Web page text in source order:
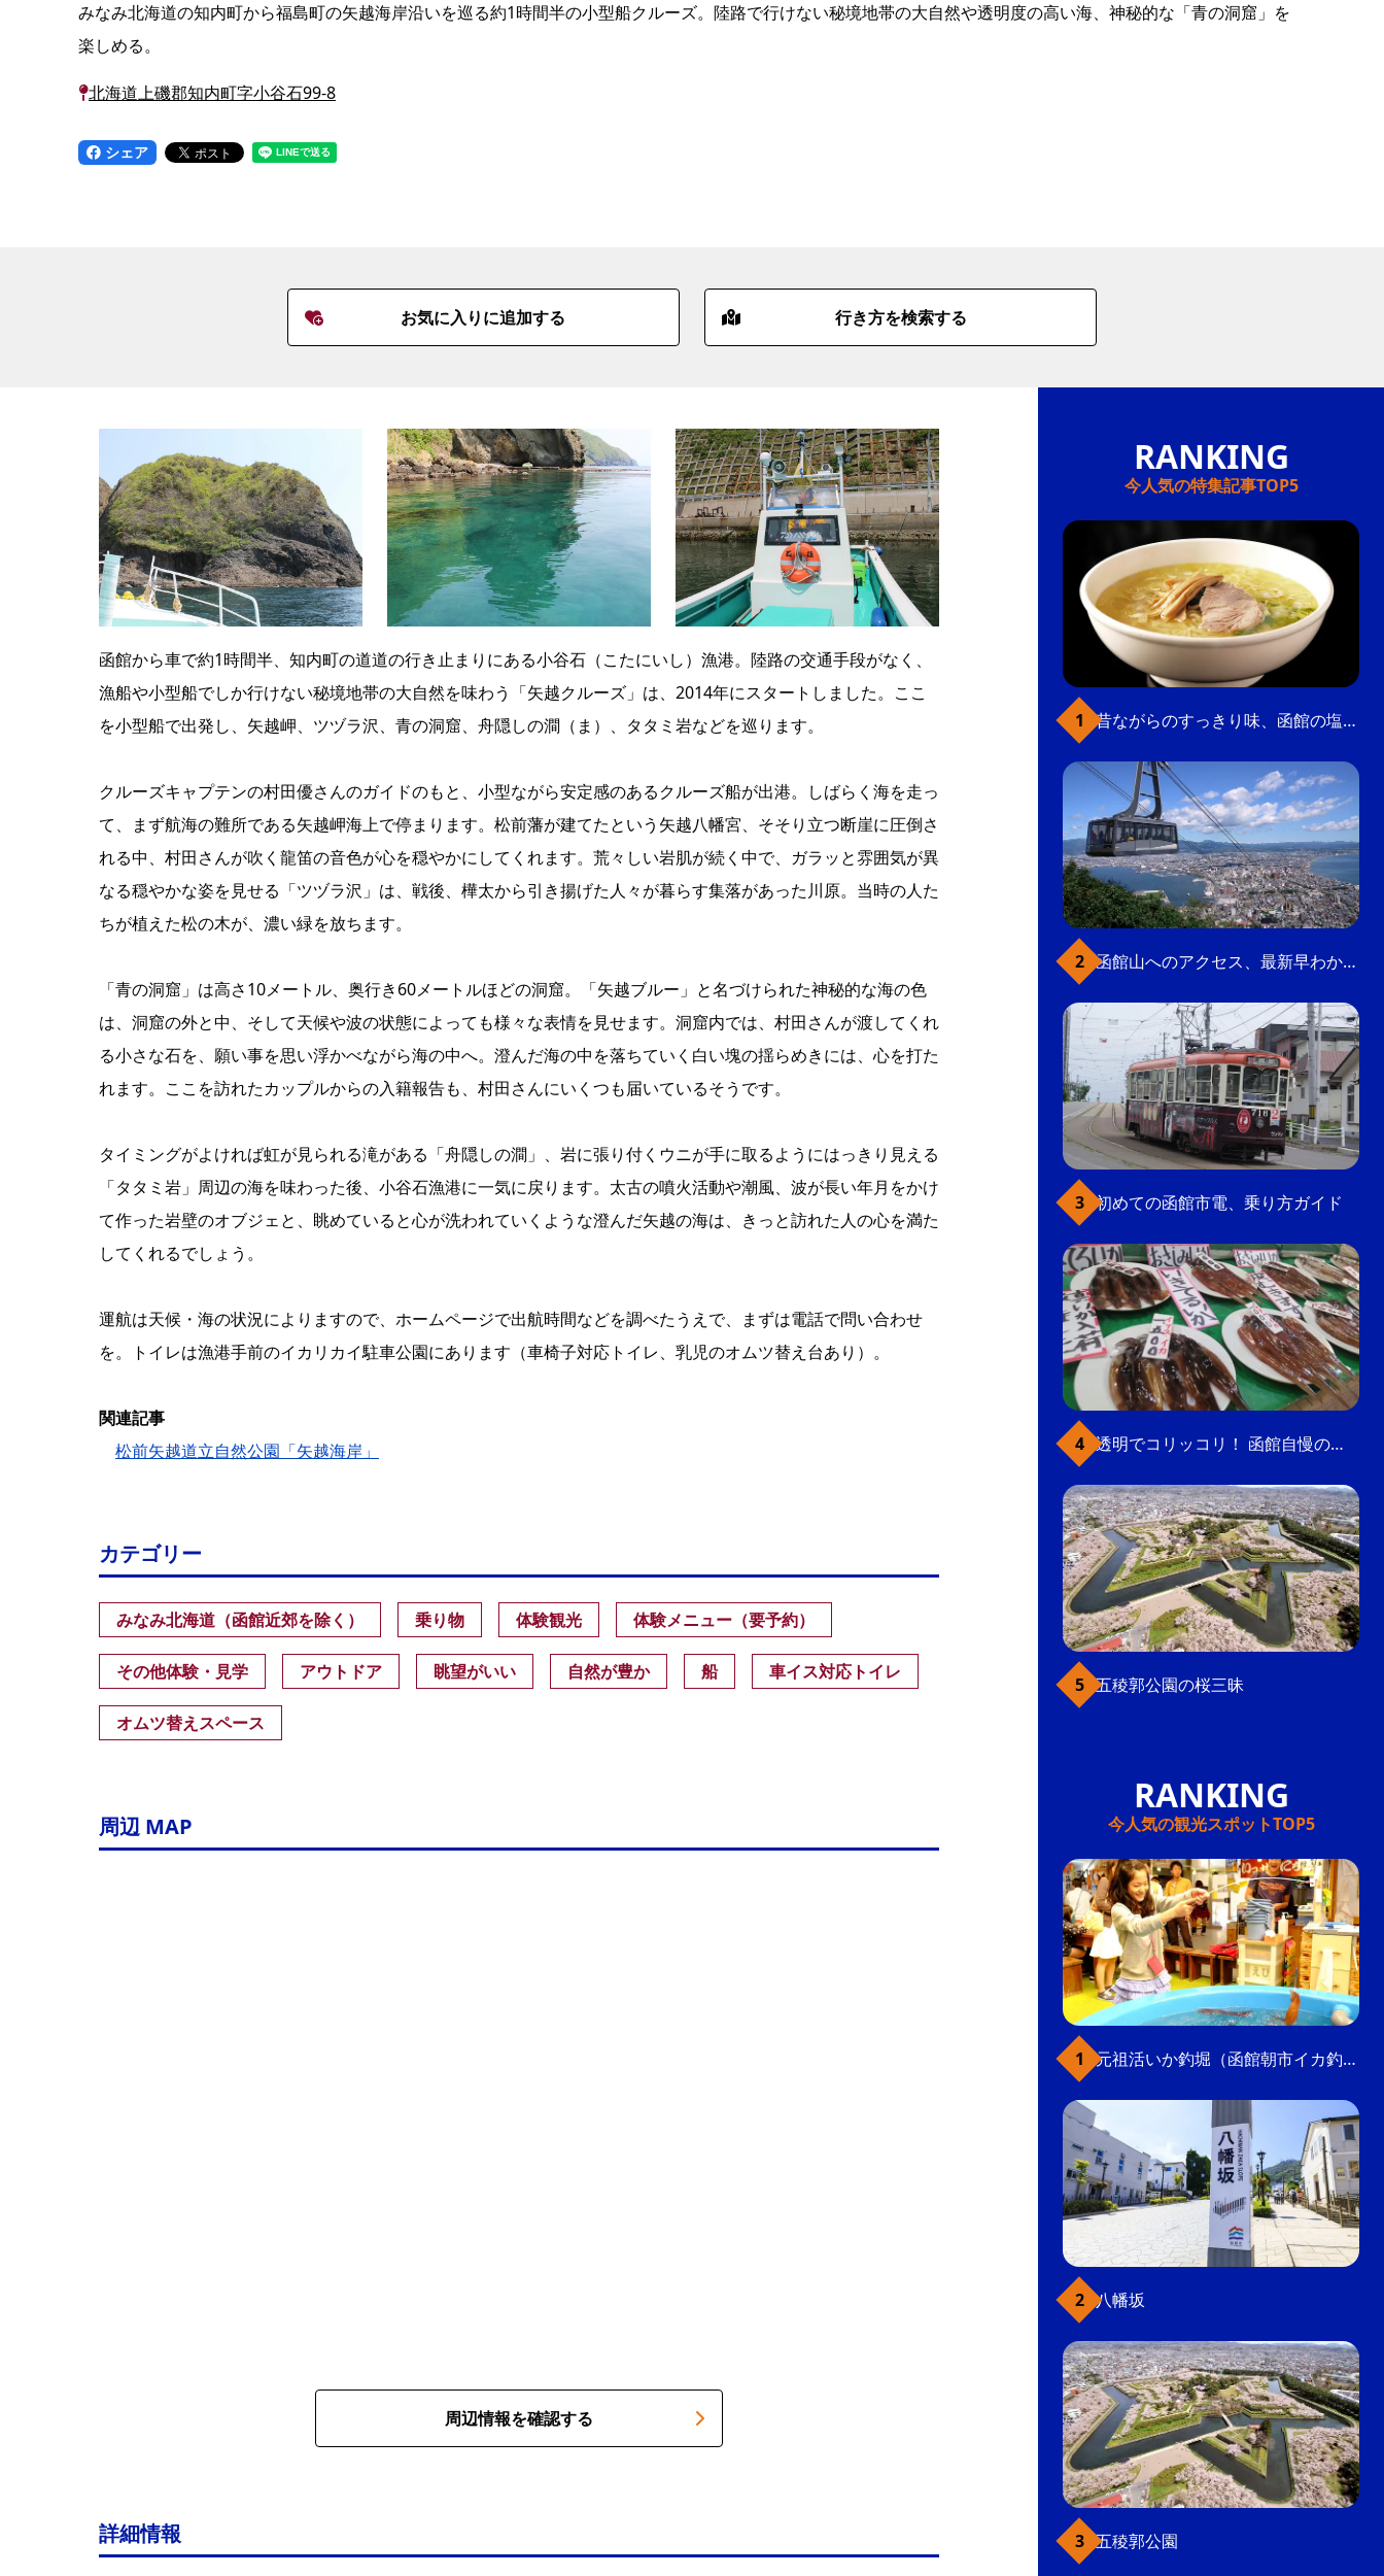
みなみ北海道の知内町から福島町の矢越海岸沿いを巡る約1時間半の小型船クルーズ。陸路で行けない秘境地帯の大自然や透明度の高い海、神秘的な「青の洞窟」を
楽しめる。
北海道上磯郡知内町字小谷石99-8
シェア
お気に入りに追加する 行き方を検索する
函館から車で約1時間半、知内町の道道の行き止まりにある小谷石（こたにいし）漁港。陸路の交通手段がなく、
漁船や小型船でしか行けない秘境地帯の大自然を味わう「矢越クルーズ」は、2014年にスタートしました。ここ
を小型船で出発し、矢越岬、ツヅラ沢、青の洞窟、舟隠しの澗（ま）、タタミ岩などを巡ります。
クルーズキャプテンの村田優さんのガイドのもと、小型ながら安定感のあるクルーズ船が出港。しばらく海を走っ
て、まず航海の難所である矢越岬海上で停まります。松前藩が建てたという矢越八幡宮、そそり立つ断崖に圧倒さ
れる中、村田さんが吹く龍笛の音色が心を穏やかにしてくれます。荒々しい岩肌が続く中で、ガラッと雰囲気が異
なる穏やかな姿を見せる「ツヅラ沢」は、戦後、樺太から引き揚げた人々が暮らす集落があった川原。当時の人た
ちが植えた松の木が、濃い緑を放ちます。
「青の洞窟」は高さ10メートル、奥行き60メートルほどの洞窟。「矢越ブルー」と名づけられた神秘的な海の色
は、洞窟の外と中、そして天候や波の状態によっても様々な表情を見せます。洞窟内では、村田さんが渡してくれ
る小さな石を、願い事を思い浮かべながら海の中へ。澄んだ海の中を落ちていく白い塊の揺らめきには、心を打た
れます。ここを訪れたカップルからの入籍報告も、村田さんにいくつも届いているそうです。
タイミングがよければ虹が見られる滝がある「舟隠しの澗」、岩に張り付くウニが手に取るようにはっきり見える
「タタミ岩」周辺の海を味わった後、小谷石漁港に一気に戻ります。太古の噴火活動や潮風、波が長い年月をかけ
て作った岩壁のオブジェと、眺めていると心が洗われていくような澄んだ矢越の海は、きっと訪れた人の心を満た
してくれるでしょう。
運航は天候・海の状況によりますので、ホームページで出航時間などを調べたうえで、まずは電話で問い合わせ
を。トイレは漁港手前のイカリカイ駐車公園にあります（車椅子対応トイレ、乳児のオムツ替え台あり）。
関連記事
松前矢越道立自然公園「矢越海岸」
カテゴリー
みなみ北海道（函館近郊を除く） 乗り物 体験観光 体験メニュー（要予約）
その他体験・見学 アウトドア 眺望がいい 自然が豊か 船 車イス対応トイレ
オムツ替えスペース
周辺 MAP
周辺情報を確認する
詳細情報
今人気の特集記事TOP5
昔ながらのすっきり味、函館の塩ラーメン
函館山へのアクセス、最新早わかりガイド
初めての函館市電、乗り方ガイド
透明でコリッコリ！ 函館自慢のいかをどうぞ
五稜郭公園の桜三昧
今人気の観光スポットTOP5
元祖活いか釣堀（函館朝市イカ釣り体験）
八幡坂
五稜郭公園